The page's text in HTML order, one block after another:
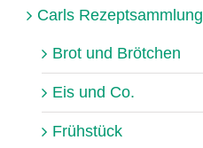
Carls Rezeptsammlung
Brot und Brötchen
Eis und Co.
Frühstück